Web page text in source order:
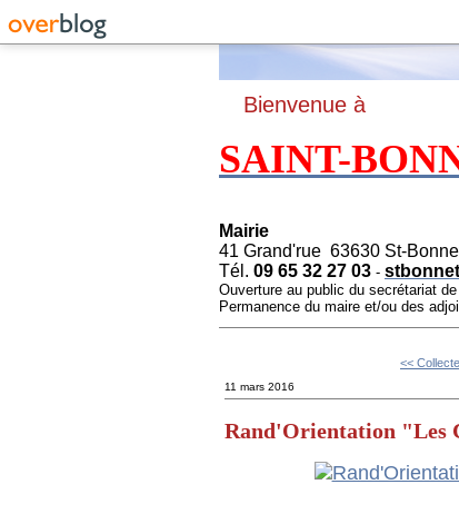
Bienvenue à
SAINT-
Mairie
41 Grand'rue 63630 St-
Tél. 09 65 32 27 03 -
Ouverture au public du secrétariat
Permanence du maire et/ou des
<<
11 mars 2016
Rand'Orientation "Les